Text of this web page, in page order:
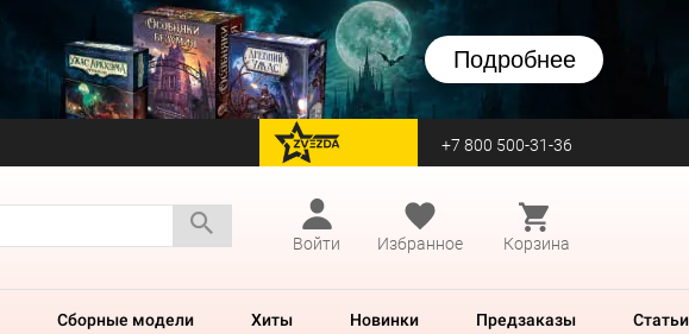
Подробнее
перейти на Zvezda +7 800 500-31-36
Войти
Избранное Корзина
Сборные модели Хиты Новинки Предзаказы Статьи